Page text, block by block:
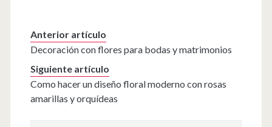
Anterior artículo
Decoración con flores para bodas y matrimonios
Siguiente artículo
Como hacer un diseño floral moderno con rosas
amarillas y orquídeas